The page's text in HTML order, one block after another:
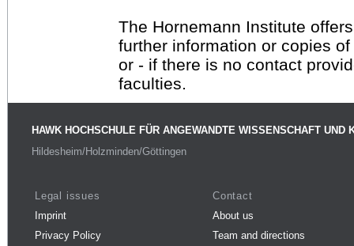
The Hornemann Institute
further information or copies
or - if there is no contact
faculties.
HAWK HOCHSCHULE FÜR ANGEWANDTE WISSENSCHAFT UND
Hildesheim/Holzminden/Göttingen
Legal issues
Imprint
Privacy Policy
Contact
About us
Team and directions